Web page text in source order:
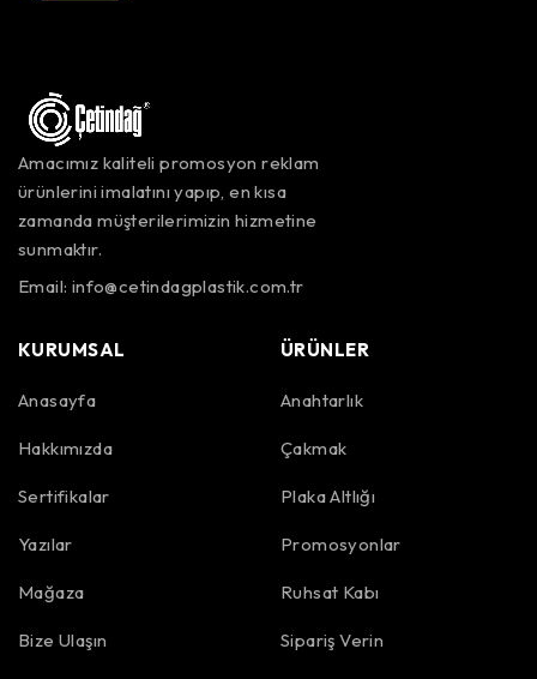
Amacımız kaliteli promosyon reklam
ürünlerini imalatını yapıp, en kısa
zamanda müşterilerimizin hizmetine
sunmaktır.
Email: info@cetindagplastik.com.tr
KURUMSAL
Anasayfa
Hakkımızda
Sertifikalar
Yazılar
Mağaza
Bize Ulaşın
ÜRÜNLER
Anahtarlık
Çakmak
Plaka Altlığı
Promosyonlar
Ruhsat Kabı
Sipariş Verin